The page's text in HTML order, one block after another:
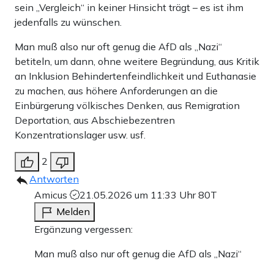
sein „Vergleich“ in keiner Hinsicht trägt – es ist ihm
jedenfalls zu wünschen.
Man muß also nur oft genug die AfD als „Nazi“
betiteln, um dann, ohne weitere Begründung, aus Kritik
an Inklusion Behindertenfeindlichkeit und Euthanasie
zu machen, aus höhere Anforderungen an die
Einbürgerung völkisches Denken, aus Remigration
Deportation, aus Abschiebezentren
Konzentrationslager usw. usf.
2
Antworten
Amicus
21.05.2026 um 11:33 Uhr80T
Melden
Ergänzung vergessen:
Man muß also nur oft genug die AfD als „Nazi“